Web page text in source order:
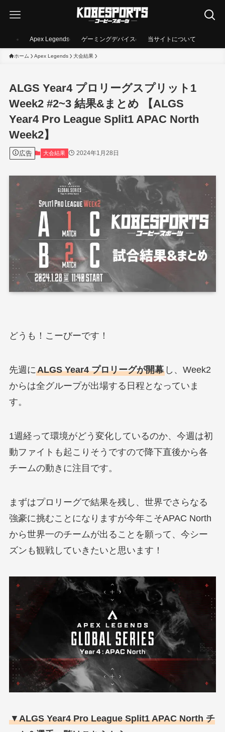
Apex Legends ゲーミングデバイス 当サイトについて
ホーム Apex Legends 大会結果
ALGS Year4 プロリーグスプリット1
Week2 #2~3 結果&まとめ 【ALGS
Year4 Pro League Split1 APAC North
Week2】
広告 大会結果 2024年1月28日
どうも！こーびーです！
先週にALGS Year4 プロリーグが開幕し、Week2
からは全グループが出場する日程となっていま
す。
1週経って環境がどう変化しているのか、今週は初
動ファイトも起こりそうですので降下直後から各
チームの動きに注目です。
まずはプロリーグで結果を残し、世界でさらなる
強豪に挑むことになりますが今年こそAPAC North
から世界一のチームが出ることを願って、今シー
ズンも観戦していきたいと思います！
▼ALGS Year4 Pro League Split1 APAC North チ